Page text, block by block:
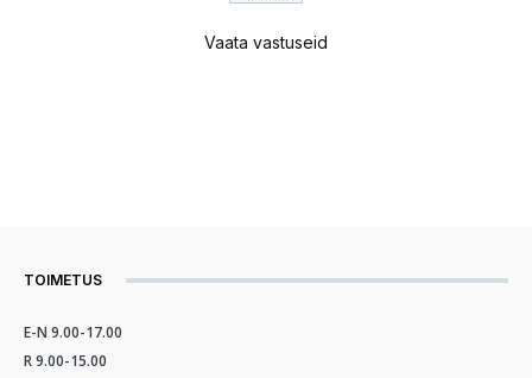
Vaata vastuseid
TOIMETUS
E-N 9.00-17.00
R 9.00-15.00